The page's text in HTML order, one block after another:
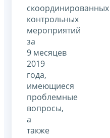
скоординированных
контрольных
мероприятий
за
9 месяцев
2019
года,
имеющиеся
проблемные
вопросы,
а
также